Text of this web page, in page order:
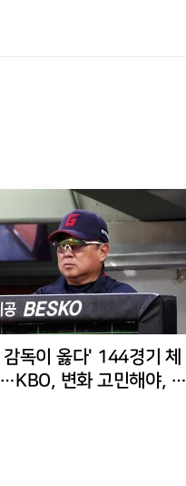
독이 옳다' 144경기 체
변화 고민해야, 환
경기 수가 바람직